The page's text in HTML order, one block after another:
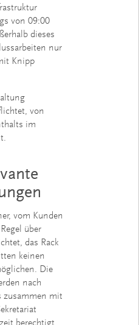
von 09:00
dieses
nur
Knipp
von
im
vom Kunden
über
das Rack
keinen
Die
nach
zusammen mit